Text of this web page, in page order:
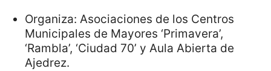
Organiza: Asociaciones de los Centros
Municipales de Mayores ‘Primavera’,
‘Rambla’, ‘Ciudad 70’ y Aula Abierta de
Ajedrez.